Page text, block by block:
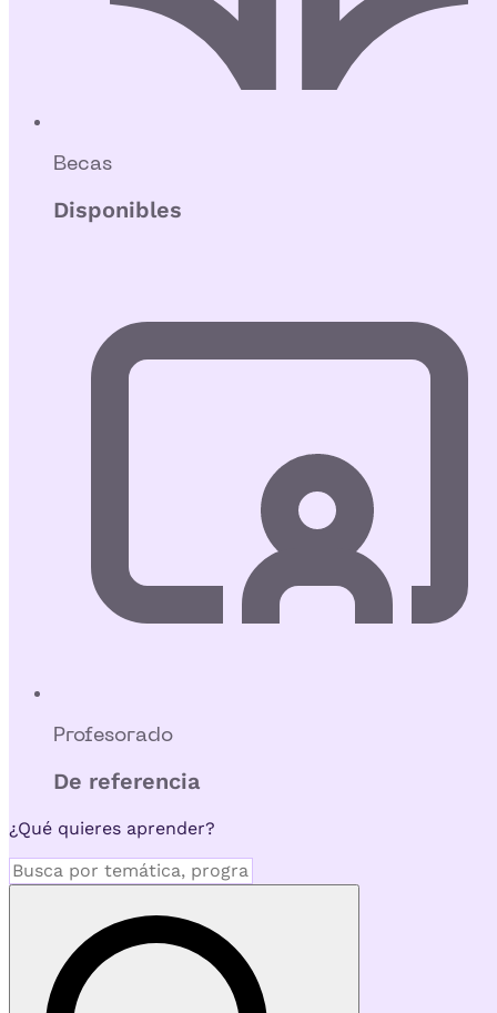
Becas
Disponibles
Profesorado
De referencia
¿Qué quieres aprender?